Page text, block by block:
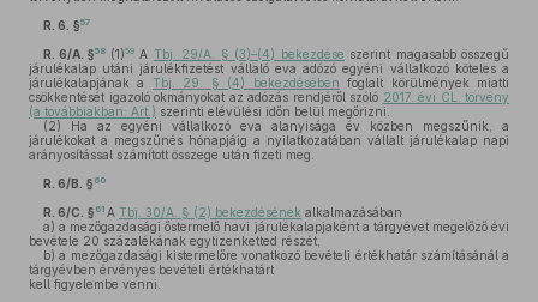
R. 6. §57
R. 6/A. §58 (1)59A Tbj. 29/A. § (3)–(4) bekezdése szerint magasabb összegű
járulékalap utáni járulékfizetést vállaló eva adózó egyéni vállalkozó köteles a
járulékalapjának a Tbj. 29. § (4) bekezdésében foglalt körülmények miatti
csökkentését igazoló okmányokat az adózás rendjéről szóló 2017. évi CL. törvény
(a továbbiakban: Art.) szerinti elévülési időn belül megőrizni.
(2) Ha az egyéni vállalkozó eva alanyisága év közben megszűnik, a
járulékokat a megszűnés hónapjáig a nyilatkozatában vállalt járulékalap napi
arányosítással számított összege után fizeti meg.
R. 6/B. § 60
R. 6/C. § 61 A Tbj. 30/A. § (2) bekezdésének alkalmazásában
a) a mezőgazdasági őstermelő havi járulékalapjaként a tárgyévet megelőző évi
bevétele 20 százalékának egytizenketted részét,
b) a mezőgazdasági kistermelőre vonatkozó bevételi értékhatár számításánál a
tárgyévben érvényes bevételi értékhatárt
kell figyelembe venni.